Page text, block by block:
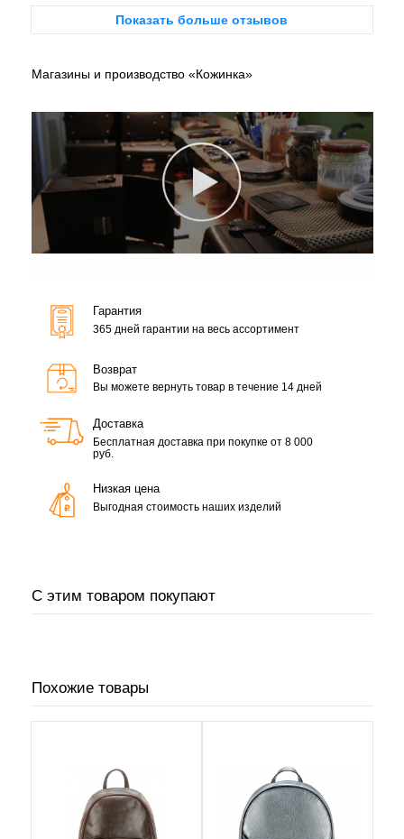
Показать больше отзывов
Магазины и производство «Кожинка»
Гарантия
365 дней гарантии на весь ассортимент
Возврат
Вы можете вернуть товар в течение 14 дней
Доставка
Бесплатная доставка при покупке от 8 000
руб.
Низкая цена
Выгодная стоимость наших изделий
С этим товаром покупают
Похожие товары